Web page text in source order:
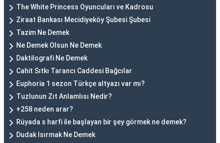
The White Princess Oyuncuları ve Kadrosu
Ziraat Bankası Mecidiyeköy Şubesi Şubesi
Tazim Ne Demek
Ne Demek Olsun Ne Demek
Daktilografi Ne Demek
Cahit Sıtkı Tarancı Caddesi Bağcılar
Euphoria 1 sezon Türkçe altyazı var mı?
Tuzlunun Zıt Anlamlısı Nedir?
+258 neden arar?
Rüyada s harfi ile başlayan bir şey görmek ne demek?
Dudak Isırmak Ne Demek